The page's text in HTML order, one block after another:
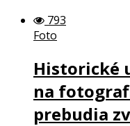
793
Foto
Historické
na
prebudia